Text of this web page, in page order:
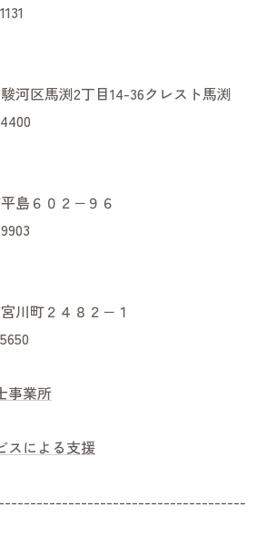
河区馬渕2丁目14-36クレスト馬渕
島６０２−９６
川町２４８２−１
事業所
スによる支援